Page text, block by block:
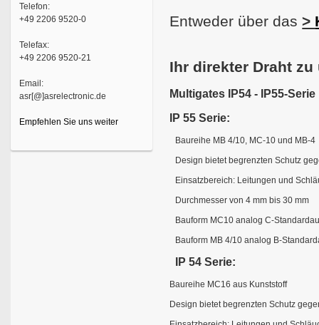
Entweder über das>
Ihr direkter Draht zu
Multigates IP54 - IP55-Serie
IP 55 Serie:
Baureihe MB 4/10, MC-10 und MB-4
Design bietet begrenzten Schutz
Einsatzbereich: Leitungen und
Durchmesser von 4 mm bis 30 mm
Bauform MC10 analog C-
Bauform MB 4/10 analog B-
IP 54 Serie:
Baureihe MC16 aus Kunststoff
Design bietet begrenzten Schutz
Telefon:
+49 2206 9520-0
Telefax:
+49 2206 9520-21
Email:
asr[@]asrelectronic.de
Empfehlen Sie uns weiter